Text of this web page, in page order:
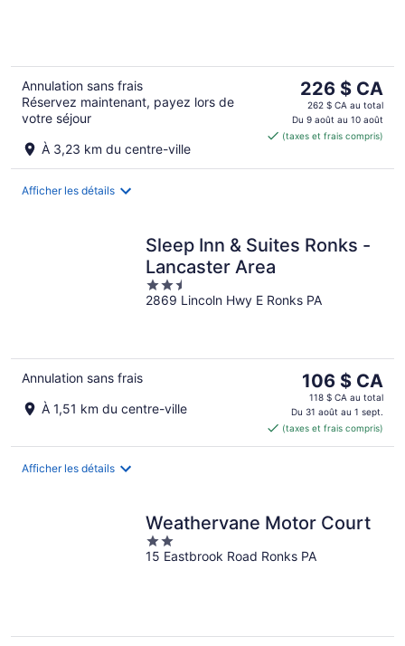
Annulation sans frais
Réservez maintenant, payez lors de
votre séjour
À 3,23 km du centre-ville
Le
prix
est
de 226 $ CA
226 $ CA
262 $ CA au total
Du 9 août au 10 août
(taxes et frais compris)
Afficher les détails
Sleep Inn & Suites Ronks -
Lancaster Area
2.5
out
2869 Lincoln Hwy E Ronks PA
Annulation sans frais
À 1,51 km du centre-ville
Le
prix
est
de 106 $ CA
par
106 $ CA
118 $ CA au total
Du 31 août au 1 sept.
(taxes et frais compris)
Afficher les détails
Weathervane Motor Court
2
out
15 Eastbrook Road Ronks PA